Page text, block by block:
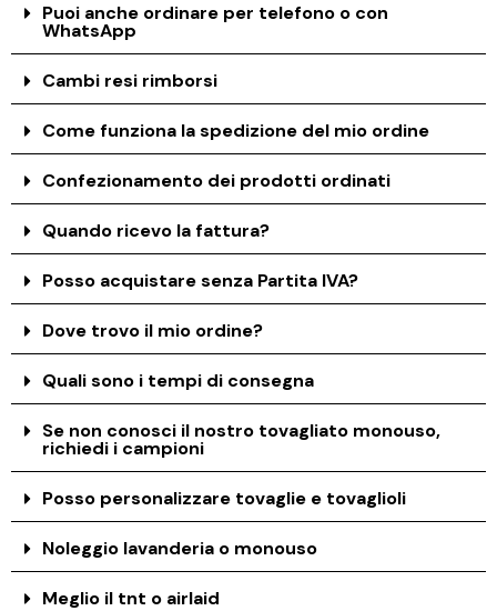
Puoi anche ordinare per telefono o con
WhatsApp
Cambi resi rimborsi
Come funziona la spedizione del mio ordine
Confezionamento dei prodotti ordinati
Quando ricevo la fattura?
Posso acquistare senza Partita IVA?
Dove trovo il mio ordine?
Quali sono i tempi di consegna
Se non conosci il nostro tovagliato monouso,
richiedi i campioni
Posso personalizzare tovaglie e tovaglioli
Noleggio lavanderia o monouso
Meglio il tnt o airlaid